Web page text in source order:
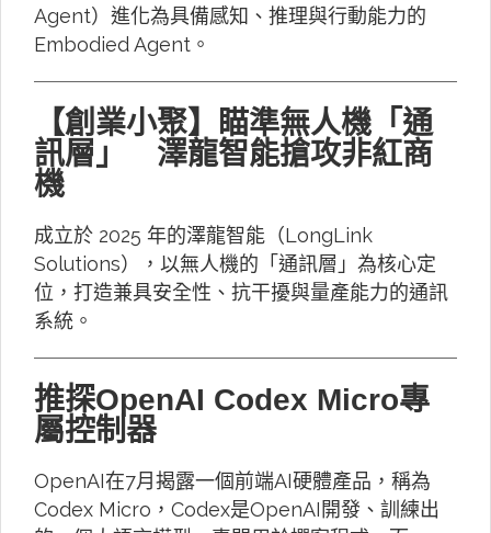
Agent）進化為具備感知、推理與行動能力的
Embodied Agent。
【創業小聚】瞄準無人機「通
訊層」 澤龍智能搶攻非紅商
機
成立於 2025 年的澤龍智能（LongLink
Solutions），以無人機的「通訊層」為核心定
位，打造兼具安全性、抗干擾與量產能力的通訊
系統。
推探OpenAI Codex Micro專
屬控制器
OpenAI在7月揭露一個前端AI硬體產品，稱為
Codex Micro，Codex是OpenAI開發、訓練出